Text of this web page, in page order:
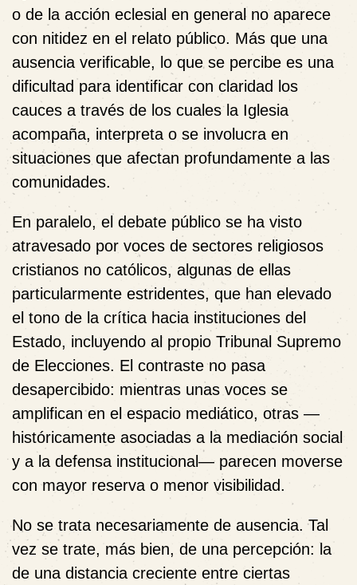
o de la acción eclesial en general no aparece
con nitidez en el relato público. Más que una
ausencia verificable, lo que se percibe es una
dificultad para identificar con claridad los
cauces a través de los cuales la Iglesia
acompaña, interpreta o se involucra en
situaciones que afectan profundamente a las
comunidades.
En paralelo, el debate público se ha visto
atravesado por voces de sectores religiosos
cristianos no católicos, algunas de ellas
particularmente estridentes, que han elevado
el tono de la crítica hacia instituciones del
Estado, incluyendo al propio Tribunal Supremo
de Elecciones. El contraste no pasa
desapercibido: mientras unas voces se
amplifican en el espacio mediático, otras —
históricamente asociadas a la mediación social
y a la defensa institucional— parecen moverse
con mayor reserva o menor visibilidad.
No se trata necesariamente de ausencia. Tal
vez se trate, más bien, de una percepción: la
de una distancia creciente entre ciertas